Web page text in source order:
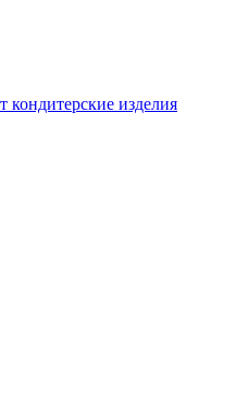
кондитерские изделия